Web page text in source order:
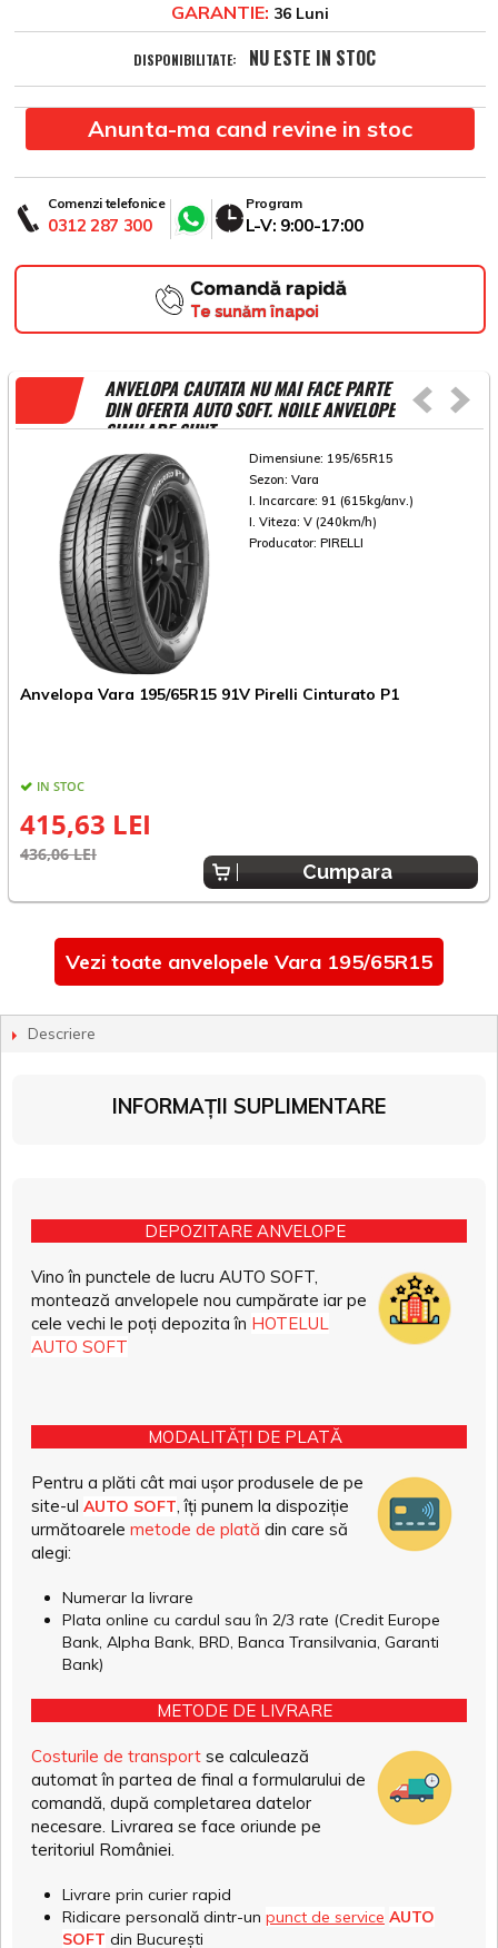
GARANTIE: 36 Luni
DISPONIBILITATE: NU ESTE IN STOC
Anunta-ma cand revine in stoc
Comenzi telefonice
0312 287 300
Program
L-V: 9:00-17:00
Comandă rapidă
Te sunăm înapoi
ANVELOPA CAUTATA NU MAI FACE PARTE
DIN OFERTA AUTO SOFT. NOILE ANVELOPE
SIMILARE SUNT
Dimensiune: 195/65R15
Sezon: Vara
I. Incarcare: 91 (615kg/anv.)
I. Viteza: V (240km/h)
Producator: PIRELLI
Anvelopa Vara 195/65R15 91V Pirelli Cinturato P1
IN STOC
415,63 LEI
436,06 LEI
Cumpara
Vezi toate anvelopele Vara 195/65R15
Descriere
INFORMAȚII SUPLIMENTARE
DEPOZITARE ANVELOPE
Vino în punctele de lucru AUTO SOFT,
montează anvelopele nou cumpărate iar pe
cele vechi le poți depozita în HOTELUL
AUTO SOFT
MODALITĂȚI DE PLATĂ
Pentru a plăti cât mai ușor produsele de pe
site-ul AUTO SOFT, îți punem la dispoziție
următoarele metode de plată din care să
alegi:
Numerar la livrare
Plata online cu cardul sau în 2/3 rate (Credit Europe
Bank, Alpha Bank, BRD, Banca Transilvania, Garanti
Bank)
METODE DE LIVRARE
Costurile de transport se calculează
automat în partea de final a formularului de
comandă, după completarea datelor
necesare. Livrarea se face oriunde pe
teritoriul României.
Livrare prin curier rapid
Ridicare personală dintr-un punct de service AUTO
SOFT din București